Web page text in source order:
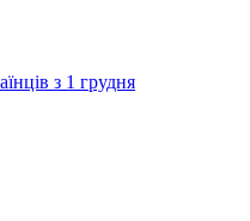
з 1 грудня